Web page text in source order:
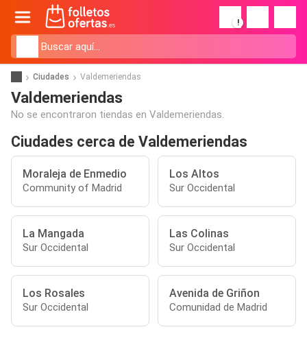
!
Ciudades Valdemeriendas
Valdemeriendas
No se encontraron tiendas en Valdemeriendas.
Ciudades cerca de Valdemeriendas
Moraleja de Enmedio
Community of Madrid
Los Altos
Sur Occidental
La Mangada
Sur Occidental
Las Colinas
Sur Occidental
Los Rosales
Sur Occidental
Avenida de Griñon
Comunidad de Madrid